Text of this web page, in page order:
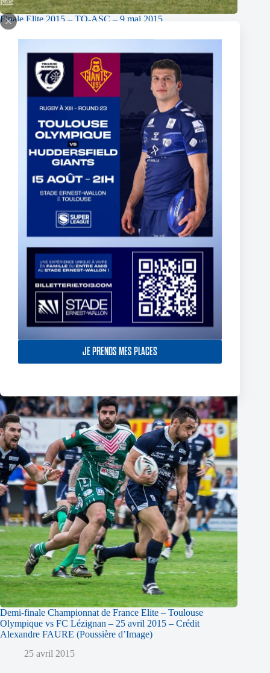
JE PRENDS MES PLACES
Finale Elite 2015 – TO-ASC – 9 mai 2015
9 mai 2015
Demi-finale Championnat de France Elite – Toulouse
Olympique vs FC Lézignan – 25 avril 2015 – Crédit Franck
RIEU-PATEY (franckrp-photographe.com)
Demi-finale Championnat de France Elite – Toulouse
Olympique vs FC Lézignan – 25 avril 2015 – Crédit
Alexandre FAURE (Poussière d’Image)
25 avril 2015